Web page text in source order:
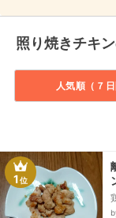
照り焼きチキ
人気順（７日
1位